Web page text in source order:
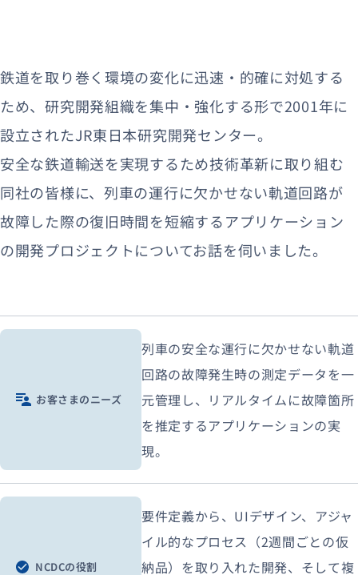
鉄道を取り巻く環境の変化に迅速・的確に対処する
ため、研究開発組織を集中・強化する形で2001年に
設立されたJR東日本研究開発センター。
安全な鉄道輸送を実現するため技術革新に取り組む
同社の皆様に、列車の運行に欠かせない軌道回路が
故障した際の復旧時間を短縮するアプリケーション
の開発プロジェクトについてお話を伺いました。
お客さまのニーズ
列車の安全な運行に欠かせない軌道
回路の故障発生時の測定データを一
元管理し、リアルタイムに故障箇所
を推定するアプリケーションの実
現。
NCDCの役割
要件定義から、UIデザイン、アジャ
イル的なプロセス（2週間ごとの仮
納品）を取り入れた開発、そして複